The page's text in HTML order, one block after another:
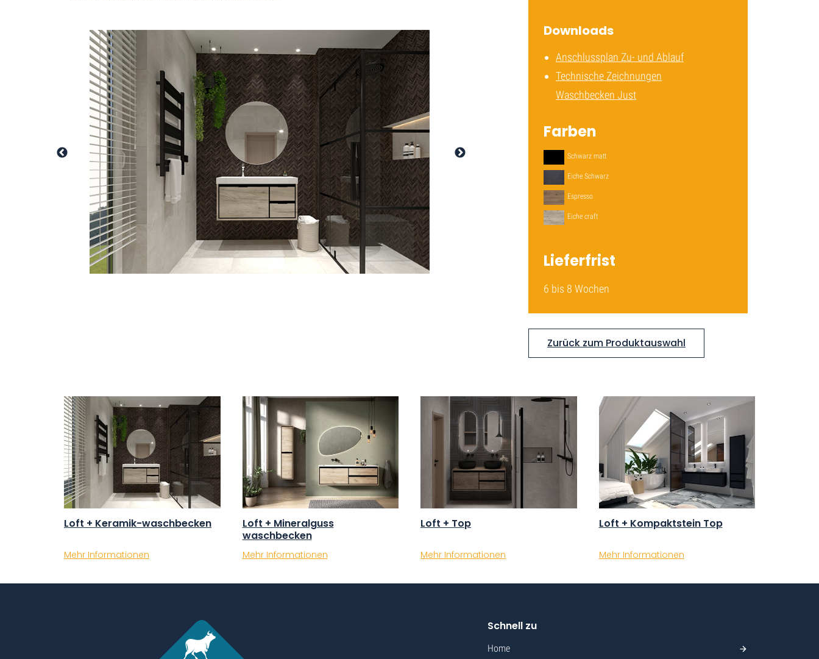
Downloads
Anschlussplan Zu- und Ablauf
Technische Zeichnungen
Waschbecken Just
Farben
Schwarz matt
Eiche Schwarz
Espresso
Eiche craft
Lieferfrist
6 bis 8 Wochen
Zurück zum Produktauswahl
Loft + Keramik-waschbecken
Mehr Informationen
Loft + Mineralguss
waschbecken
Mehr Informationen
Loft + Top
Mehr Informationen
Loft + Kompaktstein Top
Mehr Informationen
Schnell zu
Home